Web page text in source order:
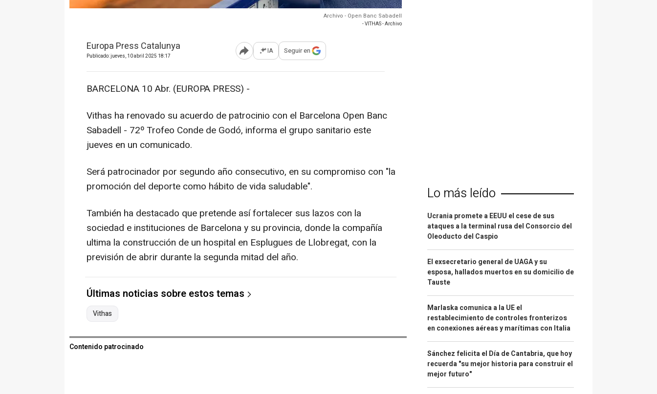
Archivo - Open Banc Sabadell
- VITHAS - Archivo
Europa Press Catalunya
Publicado: jueves, 10 abril 2025 18:17 Abrir opciones para compartir
IA Seguir en
BARCELONA 10 Abr. (EUROPA PRESS) -
Vithas ha renovado su acuerdo de patrocinio con el Barcelona Open Banc
Sabadell - 72º Trofeo Conde de Godó, informa el grupo sanitario este
jueves en un comunicado.
Será patrocinador por segundo año consecutivo, en su compromiso con "la
promoción del deporte como hábito de vida saludable".
También ha destacado que pretende así fortalecer sus lazos con la
sociedad e instituciones de Barcelona y su provincia, donde la compañía
ultima la construcción de un hospital en Esplugues de Llobregat, con la
previsión de abrir durante la segunda mitad del año.
Últimas noticias sobre estos temas
Vithas
Contenido patrocinado
Lo más leído
Ucrania promete a EEUU el cese de sus
ataques a la terminal rusa del Consorcio del
Oleoducto del Caspio
El exsecretario general de UAGA y su
esposa, hallados muertos en su domicilio de
Tauste
Marlaska comunica a la UE el
restablecimiento de controles fronterizos
en conexiones aéreas y marítimas con Italia
Sánchez felicita el Día de Cantabria, que hoy
recuerda "su mejor historia para construir el
mejor futuro"